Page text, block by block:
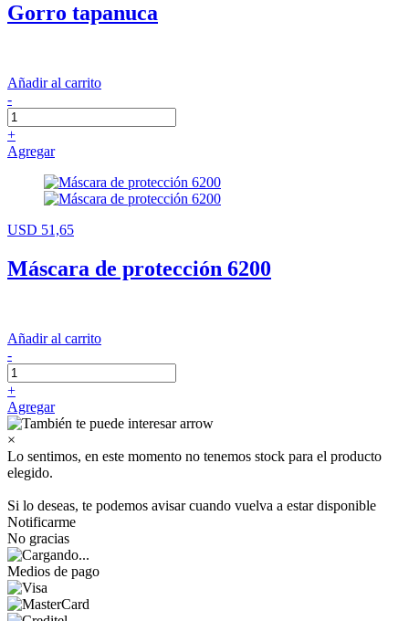
Gorro tapanuca
Añadir al carrito
-
+
Agregar
USD 51,65
Máscara de protección 6200
Añadir al carrito
-
+
Agregar
×
Lo sentimos, en este momento no tenemos stock para el producto
elegido.
Si lo deseas, te podemos avisar cuando vuelva a estar disponible
Notificarme
No gracias
Medios de pago